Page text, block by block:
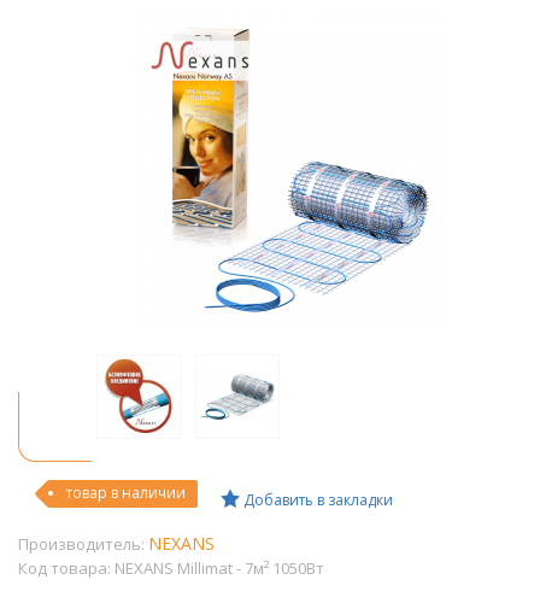
товар в наличии Добавить в закладки
Производитель: NEXANS
Код товара: NEXANS Millimat - 7м² 1050Вт